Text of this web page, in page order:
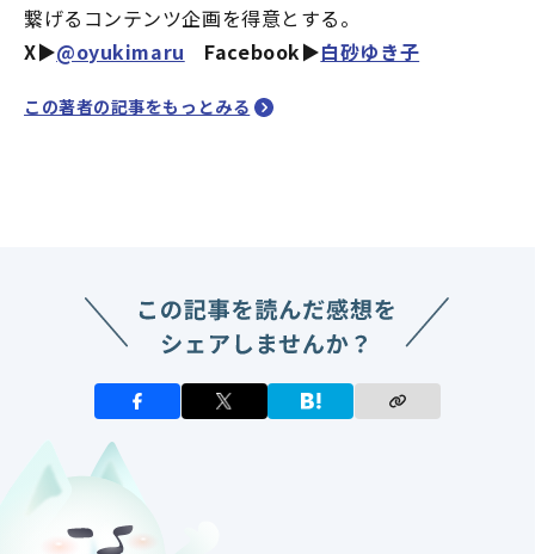
繋げるコンテンツ企画を得意とする。
X▶︎@oyukimaru Facebook▶︎白砂ゆき子
この著者の記事をもっとみる